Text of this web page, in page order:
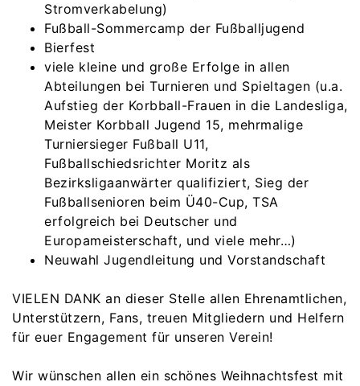
Stromverkabelung)
Fußball-Sommercamp der Fußballjugend
Bierfest
viele kleine und große Erfolge in allen
Abteilungen bei Turnieren und Spieltagen (u.a.
Aufstieg der Korbball-Frauen in die Landesliga,
Meister Korbball Jugend 15, mehrmalige
Turniersieger Fußball U11,
Fußballschiedsrichter Moritz als
Bezirksligaanwärter qualifiziert, Sieg der
Fußballsenioren beim Ü40-Cup, TSA
erfolgreich bei Deutscher und
Europameisterschaft, und viele mehr…)
Neuwahl Jugendleitung und Vorstandschaft
VIELEN DANK an dieser Stelle allen Ehrenamtlichen,
Unterstützern, Fans, treuen Mitgliedern und Helfern
für euer Engagement für unseren Verein!
Wir wünschen allen ein schönes Weihnachtsfest mit